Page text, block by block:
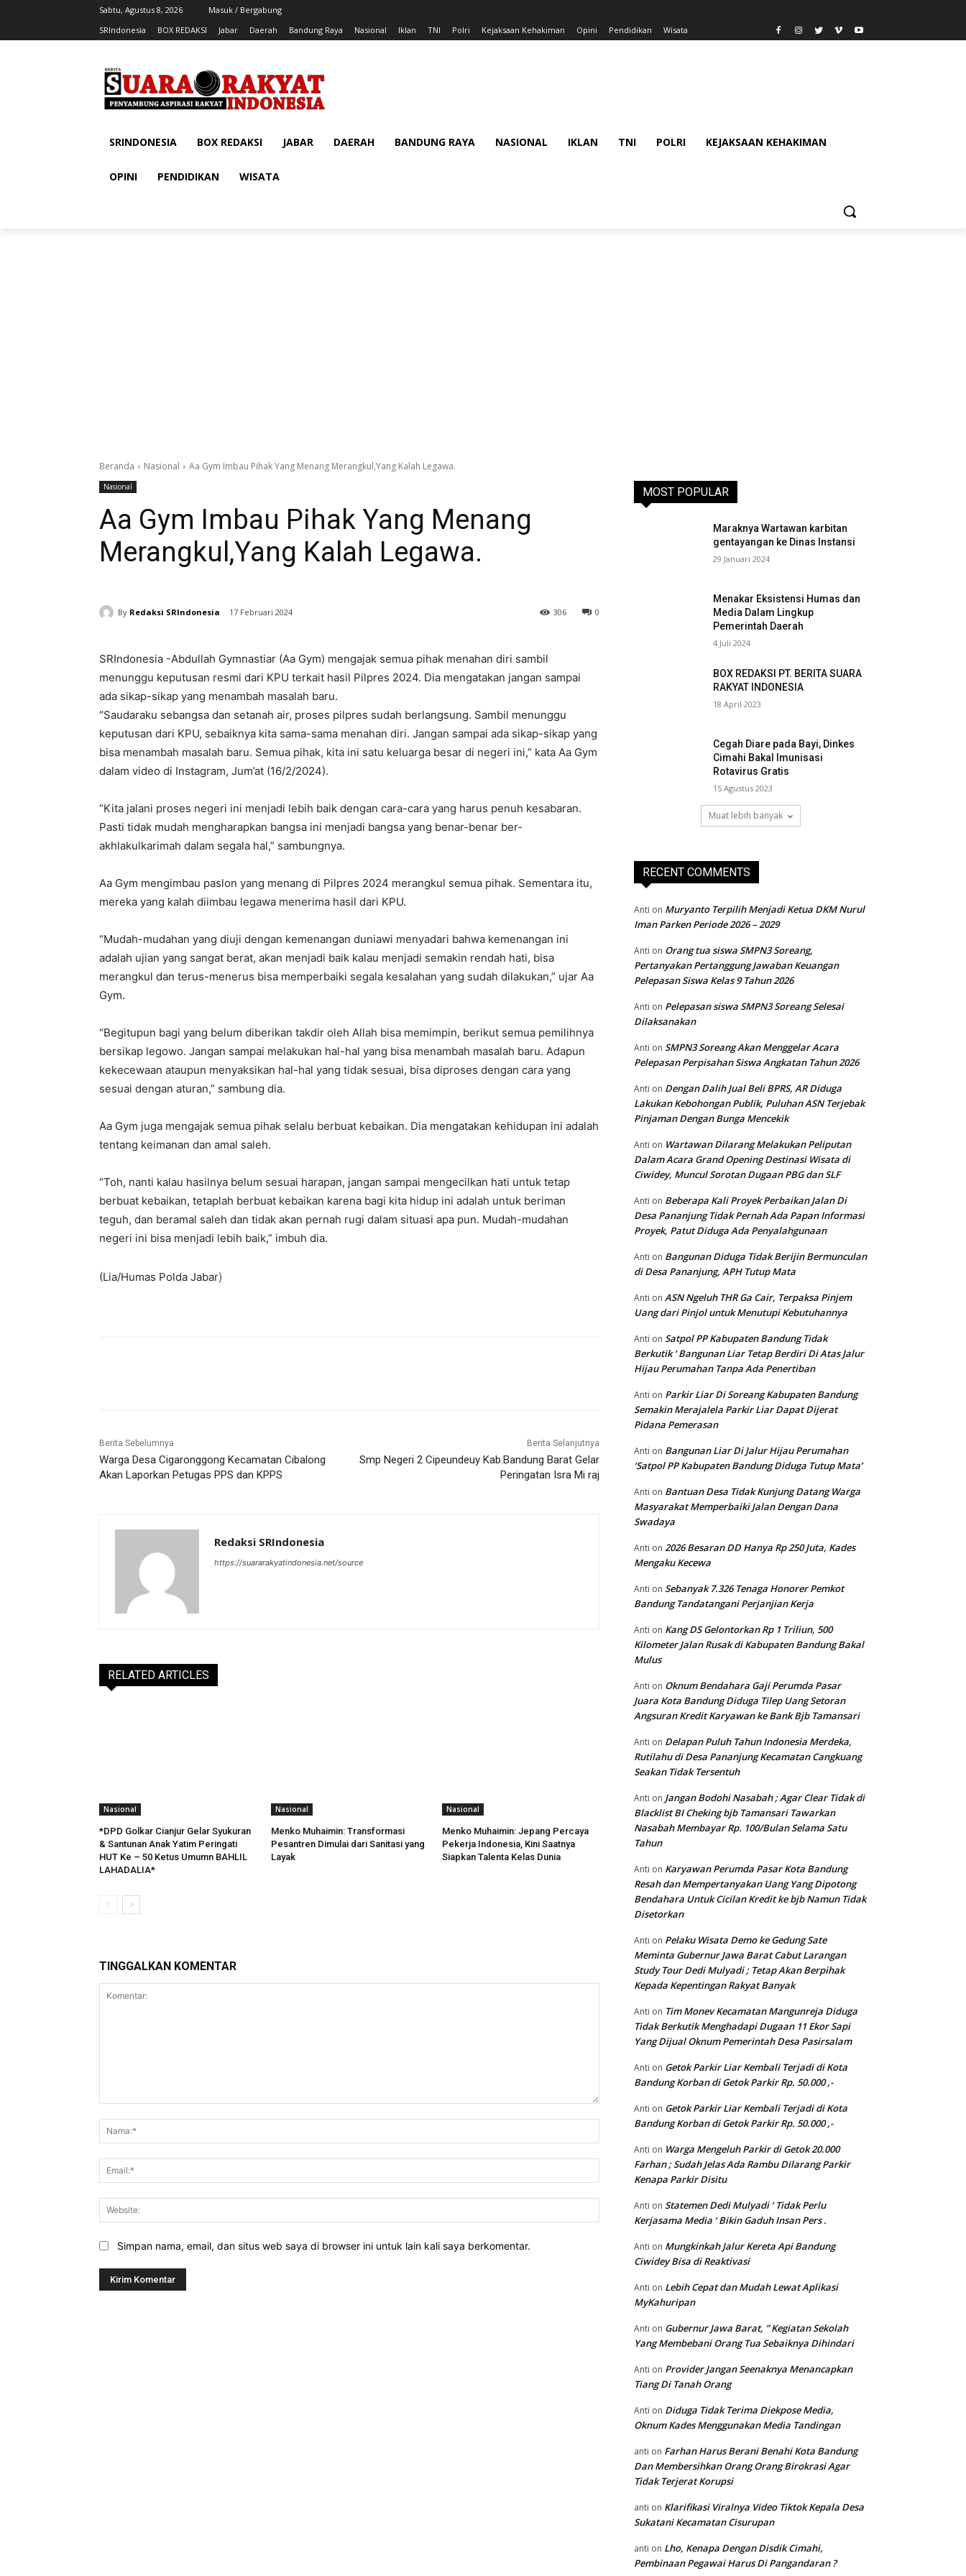
Sabtu, Agustus 8, 2026
Masuk / Bergabung
SRIndonesia
BOX REDAKSI Jabar Daerah Bandung Raya Nasional Iklan TNI Polri Kejaksaan Kehakiman Opini Pendidikan Wisata
SRINDONESIA BOX REDAKSI JABAR DAERAH BANDUNG RAYA NASIONAL IKLAN TNI POLRI KEJAKSAAN KEHAKIMAN
OPINI PENDIDIKAN WISATA
Beranda Nasional Aa Gym Imbau Pihak Yang Menang Merangkul,Yang Kalah Legawa.
Nasional
Aa Gym Imbau Pihak Yang Menang
Merangkul,Yang Kalah Legawa.
By Redaksi SRIndonesia 17 Februari 2024 0
306
SRIndonesia -Abdullah Gymnastiar (Aa Gym) mengajak semua pihak menahan diri sambil
menunggu keputusan resmi dari KPU terkait hasil Pilpres 2024. Dia mengatakan jangan sampai
ada sikap-sikap yang menambah masalah baru.
“Saudaraku sebangsa dan setanah air, proses pilpres sudah berlangsung. Sambil menunggu
keputusan dari KPU, sebaiknya kita sama-sama menahan diri. Jangan sampai ada sikap-sikap yang
bisa menambah masalah baru. Semua pihak, kita ini satu keluarga besar di negeri ini,” kata Aa Gym
dalam video di Instagram, Jum’at (16/2/2024).
“Kita jalani proses negeri ini menjadi lebih baik dengan cara-cara yang harus penuh kesabaran.
Pasti tidak mudah mengharapkan bangsa ini menjadi bangsa yang benar-benar ber-
akhlakulkarimah dalam segala hal,” sambungnya.
Aa Gym mengimbau paslon yang menang di Pilpres 2024 merangkul semua pihak. Sementara itu,
mereka yang kalah diimbau legawa menerima hasil dari KPU.
“Mudah-mudahan yang diuji dengan kemenangan duniawi menyadari bahwa kemenangan ini
adalah ujian yang sangat berat, akan menjadi baik kalau menjadi semakin rendah hati, bisa
merangkul dan terus-menerus bisa memperbaiki segala kesalahan yang sudah dilakukan,” ujar Aa
Gym.
“Begitupun bagi yang belum diberikan takdir oleh Allah bisa memimpin, berikut semua pemilihnya
bersikap legowo. Jangan sampai melakukan hal-hal yang bisa menambah masalah baru. Adapun
kekecewaan ataupun menyaksikan hal-hal yang tidak sesuai, bisa diproses dengan cara yang
sesuai dengan aturan,” sambung dia.
Aa Gym juga mengajak semua pihak selalu berbuat kebaikan. Dia mengatakan kehidupan ini adalah
tentang keimanan dan amal saleh.
“Toh, nanti kalau hasilnya belum sesuai harapan, jangan sampai mengecilkan hati untuk tetap
berbuat kebaikan, tetaplah berbuat kebaikan karena bagi kita hidup ini adalah untuk beriman
teguh, dan beramal saleh dan tidak akan pernah rugi dalam situasi apa pun. Mudah-mudahan
negeri ini bisa menjadi lebih baik,” imbuh dia.
(Lia/Humas Polda Jabar)
Berita Sebelumnya
Warga Desa Cigaronggong Kecamatan Cibalong
Akan Laporkan Petugas PPS dan KPPS
Berita Selanjutnya
Smp Negeri 2 Cipeundeuy Kab.Bandung Barat Gelar
Peringatan Isra Mi raj
Redaksi SRIndonesia
https://suararakyatindonesia.net/source
RELATED ARTICLES
Nasional
*DPD Golkar Cianjur Gelar Syukuran
& Santunan Anak Yatim Peringati
HUT Ke – 50 Ketus Umumn BAHLIL
LAHADALIA*
Nasional
Menko Muhaimin: Transformasi
Pesantren Dimulai dari Sanitasi yang
Layak
Nasional
Menko Muhaimin: Jepang Percaya
Pekerja Indonesia, Kini Saatnya
Siapkan Talenta Kelas Dunia
TINGGALKAN KOMENTAR
Website:
Simpan nama, email, dan situs web saya di browser ini untuk lain kali saya berkomentar.
MOST POPULAR
Maraknya Wartawan karbitan
gentayangan ke Dinas Instansi
29 Januari 2024
Menakar Eksistensi Humas dan
Media Dalam Lingkup
Pemerintah Daerah
4 Juli 2024
BOX REDAKSI PT. BERITA SUARA
RAKYAT INDONESIA
18 April 2023
Cegah Diare pada Bayi, Dinkes
Cimahi Bakal Imunisasi
Rotavirus Gratis
15 Agustus 2023
Muat lebih banyak
RECENT COMMENTS
Anti on Muryanto Terpilih Menjadi Ketua DKM Nurul
Iman Parken Periode 2026 – 2029
Anti on Orang tua siswa SMPN3 Soreang,
Pertanyakan Pertanggung Jawaban Keuangan
Pelepasan Siswa Kelas 9 Tahun 2026
Anti on Pelepasan siswa SMPN3 Soreang Selesai
Dilaksanakan
Anti on SMPN3 Soreang Akan Menggelar Acara
Pelepasan Perpisahan Siswa Angkatan Tahun 2026
Anti on Dengan Dalih Jual Beli BPRS, AR Diduga
Lakukan Kebohongan Publik, Puluhan ASN Terjebak
Pinjaman Dengan Bunga Mencekik
Anti on Wartawan Dilarang Melakukan Peliputan
Dalam Acara Grand Opening Destinasi Wisata di
Ciwidey, Muncul Sorotan Dugaan PBG dan SLF
Anti on Beberapa Kali Proyek Perbaikan Jalan Di
Desa Pananjung Tidak Pernah Ada Papan Informasi
Proyek, Patut Diduga Ada Penyalahgunaan
Anti on Bangunan Diduga Tidak Berijin Bermunculan
di Desa Pananjung, APH Tutup Mata
Anti on ASN Ngeluh THR Ga Cair, Terpaksa Pinjem
Uang dari Pinjol untuk Menutupi Kebutuhannya
Anti on Satpol PP Kabupaten Bandung Tidak
Berkutik ‘ Bangunan Liar Tetap Berdiri Di Atas Jalur
Hijau Perumahan Tanpa Ada Penertiban
Anti on Parkir Liar Di Soreang Kabupaten Bandung
Semakin Merajalela Parkir Liar Dapat Dijerat
Pidana Pemerasan
Anti on Bangunan Liar Di Jalur Hijau Perumahan
‘Satpol PP Kabupaten Bandung Diduga Tutup Mata’
Anti on Bantuan Desa Tidak Kunjung Datang Warga
Masyarakat Memperbaiki Jalan Dengan Dana
Swadaya
Anti on 2026 Besaran DD Hanya Rp 250 Juta, Kades
Mengaku Kecewa
Anti on Sebanyak 7.326 Tenaga Honorer Pemkot
Bandung Tandatangani Perjanjian Kerja
Anti on Kang DS Gelontorkan Rp 1 Triliun, 500
Kilometer Jalan Rusak di Kabupaten Bandung Bakal
Mulus
Anti on Oknum Bendahara Gaji Perumda Pasar
Juara Kota Bandung Diduga Tilep Uang Setoran
Angsuran Kredit Karyawan ke Bank Bjb Tamansari
Anti on Delapan Puluh Tahun Indonesia Merdeka,
Rutilahu di Desa Pananjung Kecamatan Cangkuang
Seakan Tidak Tersentuh
Anti on Jangan Bodohi Nasabah ; Agar Clear Tidak di
Blacklist BI Cheking bjb Tamansari Tawarkan
Nasabah Membayar Rp. 100/Bulan Selama Satu
Tahun
Anti on Karyawan Perumda Pasar Kota Bandung
Resah dan Mempertanyakan Uang Yang Dipotong
Bendahara Untuk Cicilan Kredit ke bjb Namun Tidak
Disetorkan
Anti on Pelaku Wisata Demo ke Gedung Sate
Meminta Gubernur Jawa Barat Cabut Larangan
Study Tour Dedi Mulyadi ; Tetap Akan Berpihak
Kepada Kepentingan Rakyat Banyak
Anti on Tim Monev Kecamatan Mangunreja Diduga
Tidak Berkutik Menghadapi Dugaan 11 Ekor Sapi
Yang Dijual Oknum Pemerintah Desa Pasirsalam
Anti on Getok Parkir Liar Kembali Terjadi di Kota
Bandung Korban di Getok Parkir Rp. 50.000 ,-
Anti on Getok Parkir Liar Kembali Terjadi di Kota
Bandung Korban di Getok Parkir Rp. 50.000 ,-
Anti on Warga Mengeluh Parkir di Getok 20.000
Farhan ; Sudah Jelas Ada Rambu Dilarang Parkir
Kenapa Parkir Disitu
Anti on Statemen Dedi Mulyadi ‘ Tidak Perlu
Kerjasama Media ‘ Bikin Gaduh Insan Pers .
Anti on Mungkinkah Jalur Kereta Api Bandung
Ciwidey Bisa di Reaktivasi
Anti on Lebih Cepat dan Mudah Lewat Aplikasi
MyKahuripan
Anti on Gubernur Jawa Barat, ” Kegiatan Sekolah
Yang Membebani Orang Tua Sebaiknya Dihindari
Anti on Provider Jangan Seenaknya Menancapkan
Tiang Di Tanah Orang
Anti on Diduga Tidak Terima Diekpose Media,
Oknum Kades Menggunakan Media Tandingan
anti on Farhan Harus Berani Benahi Kota Bandung
Dan Membersihkan Orang Orang Birokrasi Agar
Tidak Terjerat Korupsi
anti on Klarifikasi Viralnya Video Tiktok Kepala Desa
Sukatani Kecamatan Cisurupan
anti on Lho, Kenapa Dengan Disdik Cimahi,
Pembinaan Pegawai Harus Di Pangandaran ?